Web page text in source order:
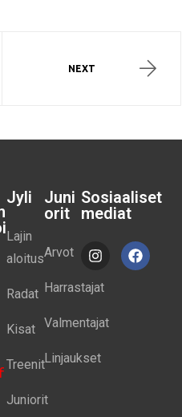
NEXT
Jyli
Lajin
aloitus
Radat
Kisat
Treenit
Juniorit
Juni
orit
Arvot
Harrastajat
Valmentajat
Linjaukset
Sosiaaliset
mediat